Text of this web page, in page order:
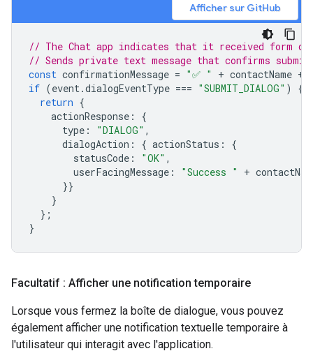
Afficher sur GitHub
// The Chat app indicates that it received form
// Sends private text message that confirms
const confirmationMessage = "✅ " + contactName +
if (event.dialogEventType === "SUBMIT_DIALOG" )
{
return {
actionResponse :
{
type : "DIALOG" ,
dialogAction : { actionStatus :
{
statusCode : "OK" ,
userFacingMessage : "Success " +
}}
}
};
}
Facultatif : Afficher une notification temporaire
Lorsque vous fermez la boîte de dialogue, vous pouvez
également afficher une notification textuelle temporaire à
l'utilisateur qui interagit avec l'application.